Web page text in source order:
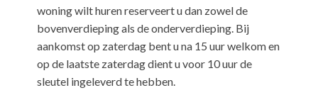
woning wilt huren reserveert u dan zowel de
bovenverdieping als de onderverdieping. Bij
aankomst op zaterdag bent u na 15 uur welkom en
op de laatste zaterdag dient u voor 10 uur de
sleutel ingeleverd te hebben.